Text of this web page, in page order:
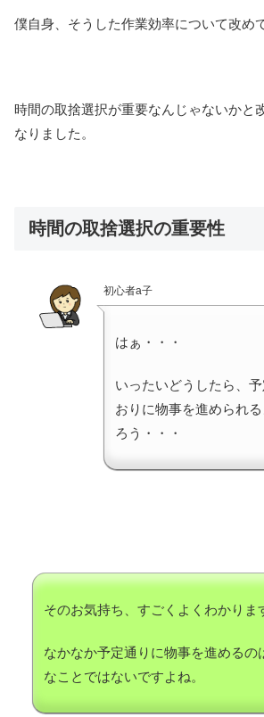
僕自身、そうした作業効率について改め
時間の取捨選択が重要なんじゃないかと
なりました。
時間の取捨選択の重要性
初心者a子
はぁ・・・
いったいどうしたら、
おりに物事を進められ
ろう・・・
そのお気持ち、すごくよくわかりま
なかなか予定通りに物事を進めるの
なことではないですよね。